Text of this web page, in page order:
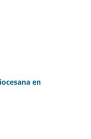
en